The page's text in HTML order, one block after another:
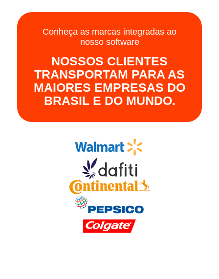
Conheça as marcas integradas ao
nosso software
NOSSOS CLIENTES
TRANSPORTAM PARA AS
MAIORES EMPRESAS DO
BRASIL E DO MUNDO.